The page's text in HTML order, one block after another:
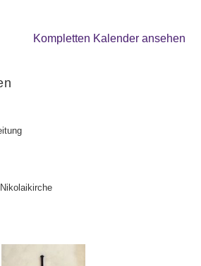
Kompletten Kalender ansehen